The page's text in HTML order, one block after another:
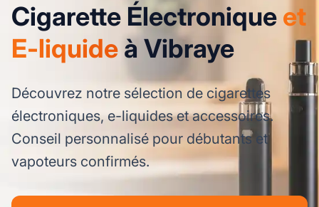
Cigarette Électronique et
E-liquide à Vibraye
Découvrez notre sélection de cigarettes
électroniques, e-liquides et accessoires.
Conseil personnalisé pour débutants et
vapoteurs confirmés.